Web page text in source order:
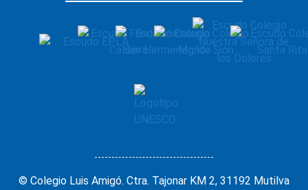
© Colegio Luis Amigó. Ctra. Tajonar KM 2, 31192 Mutilva